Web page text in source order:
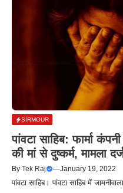
SIRMOUR
पांवटा साहिब: फार्मा
की मां से दुष्कर्म, मामला
By Tek Raj —January 19, 2022
पांवटा साहिब। पांवटा साहिब में